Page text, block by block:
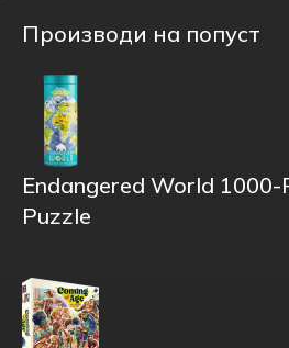
Производи на попуст
Endangered World 1000-
Puzzle